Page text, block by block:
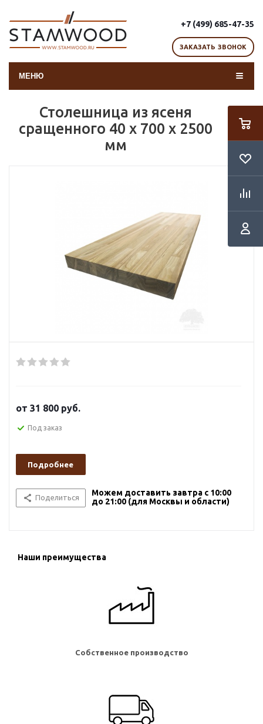
+7 (499) 685-47-35
ЗАКАЗАТЬ ЗВОНОК
МЕНЮ
Столешница из ясеня
сращенного 40 х 700 х 2500
мм
от 31 800 руб.
Под заказ
Подробнее
Поделиться
Можем доставить завтра с 10:00
до 21:00 (для Москвы и области)
Наши преимущества
Собственное производство